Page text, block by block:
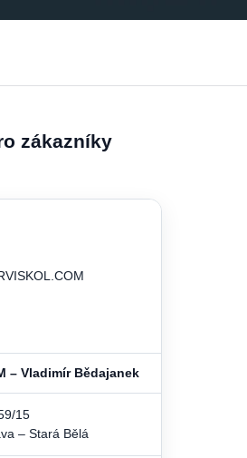
zákazníky
– Vladimír Bědajanek
15
– Stará Bělá